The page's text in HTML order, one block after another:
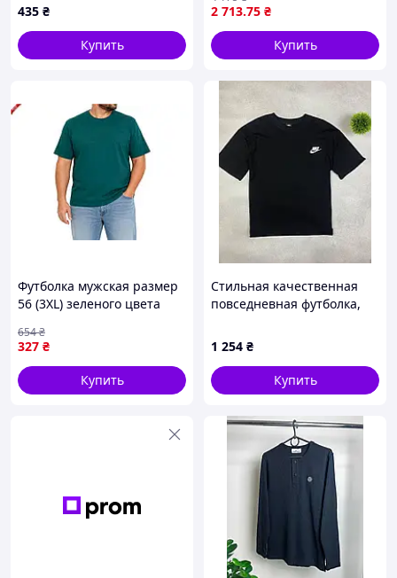
груди ART0276
435 ₴
Купить
турецкое производство
2 713.75 ₴
Купить
Футболка мужская размер
56 (3XL) зеленого цвета
УЗБЕКИСТАН для
стильного образа
327 ₴
654₴
Купить
Стильная качественная
повседневная футболка,
1 254 ₴
Купить